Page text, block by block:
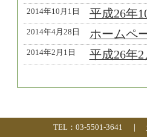
2014年10月1日 平成26年
2014年4月28日 ホームペ
2014年2月1日 平成26年
TEL：03-5501-3641 ｜